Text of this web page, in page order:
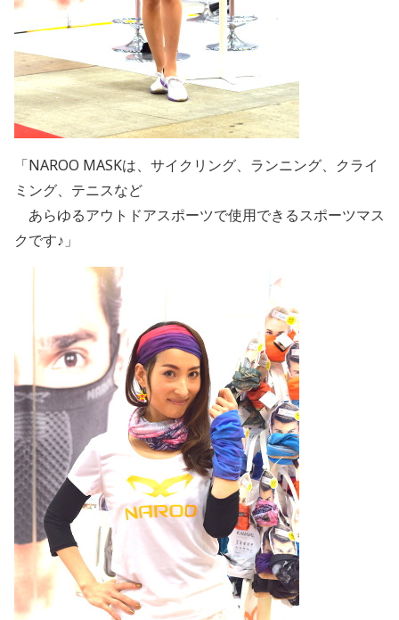
「NAROO MASKは、サイクリング、ランニング、クライ
ミング、テニスなど
あらゆるアウトドアスポーツで使用できるスポーツマス
クです♪」